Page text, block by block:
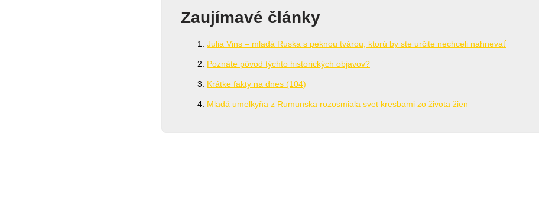
Zaujímavé články
Julia Vins – mladá Ruska s peknou tvárou, ktorú by ste určite nechceli nahnevať
Poznáte pôvod týchto historických objavov?
Krátke fakty na dnes (104)
Mladá umelkyňa z Rumunska rozosmiala svet kresbami zo života žien